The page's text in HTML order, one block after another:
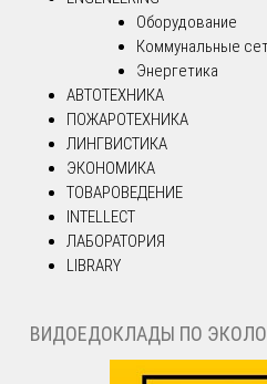
Оборудование
Коммунальные
Энергетика
АВТОТЕХНИКА
ПОЖАРОТЕХНИКА
ЛИНГВИСТИКА
ЭКОНОМИКА
ТОВАРОВЕДЕНИЕ
INTELLECT
ЛАБОРАТОРИЯ
LIBRARY
ВИДОЕДОКЛАДЫ ПО